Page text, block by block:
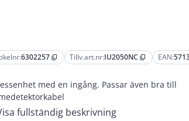
6302257 content_copy Tillv.art.nr:IU2050NC content_copy EAN:
med en ingång. Passar även bra till
fullständig beskrivning